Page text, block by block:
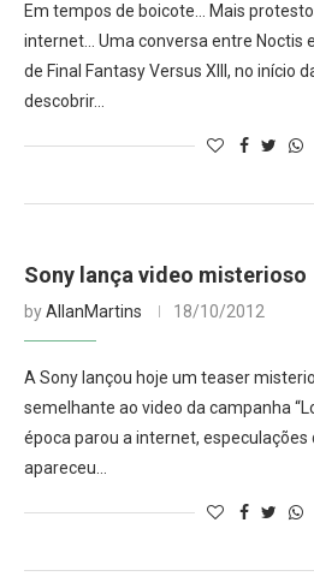
Em tempos de boicote… Mais
internet… Uma conversa entre Noctis
de Final Fantasy Versus XIII, no início
descobrir…
Sony lança video misterioso
byAllanMartins 18/10/2012
A Sony lançou hoje um teaser
semelhante ao video da campanha
época parou a internet, especulações
apareceu…